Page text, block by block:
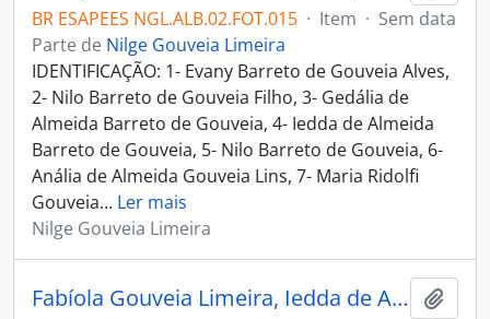
BR ESAPEES NGL.ALB.02.FOT.015 · Item · Sem data
Parte de Nilge Gouveia Limeira
IDENTIFICAÇÃO: 1- Evany Barreto de Gouveia Alves,
2- Nilo Barreto de Gouveia Filho, 3- Gedália de
Almeida Barreto de Gouveia, 4- Iedda de Almeida
Barreto de Gouveia, 5- Nilo Barreto de Gouveia, 6-
Anália de Almeida Gouveia Lins, 7- Maria Ridolfi
Gouveia… Ler mais
Nilge Gouveia Limeira
Fabíola Gouveia Limeira, Iedda de Almeida Barreto de Gouveia e Maria Lucila Glycerio Rodrigues